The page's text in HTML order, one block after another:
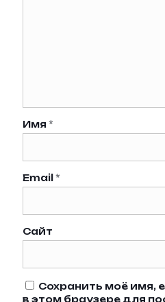
Имя *
Email *
Сайт
Сохранить моё имя,
в этом браузере для